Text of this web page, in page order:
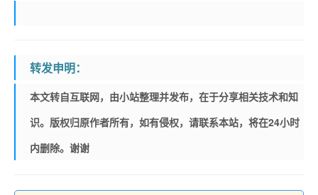
转发申明：
本文转自互联网，由小站整理并发布，在于分享相关技术和知
识。版权归原作者所有，如有侵权，请联系本站，将在24小时
内删除。谢谢